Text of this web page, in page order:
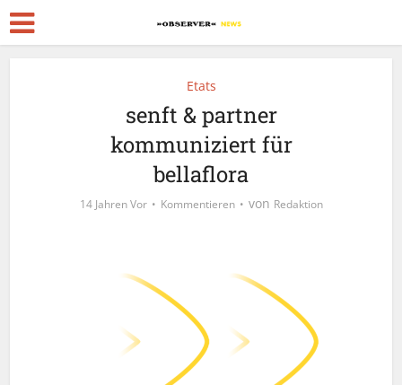
Etats
senft & partner
kommuniziert für
bellaflora
14 Jahren Vor Kommentieren von Redaktion